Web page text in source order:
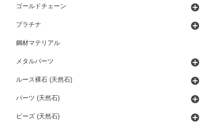
ゴールドチェーン
プラチナ
鋼材マテリアル
メタルパーツ
ルース裸石 (天然石)
パーツ (天然石)
ビーズ (天然石)